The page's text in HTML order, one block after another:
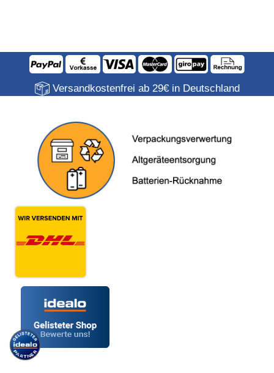
Versandkostenfrei ab 29€ in Deutschland